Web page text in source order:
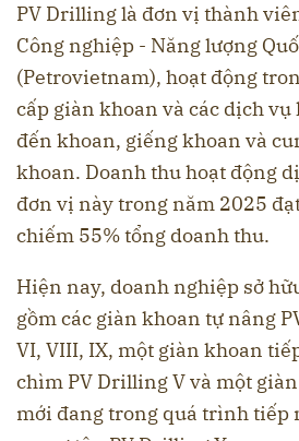
PV Drilling là đơn vị thành
Công nghiệp - Năng lượng
(Petrovietnam), hoạt động
cấp giàn khoan và các dịch
đến khoan, giếng khoan và
khoan. Doanh thu hoạt động
đơn vị này trong năm 2025
chiếm 55% tổng doanh thu.
Hiện nay, doanh nghiệp sở
gồm các giàn khoan tự nâng
VI, VIII, IX, một giàn khoan
chìm PV Drilling V và một
mới đang trong quá trình tiếp